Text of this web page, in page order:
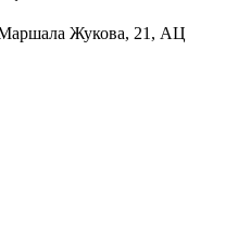
Маршала Жукова, 21, АЦ